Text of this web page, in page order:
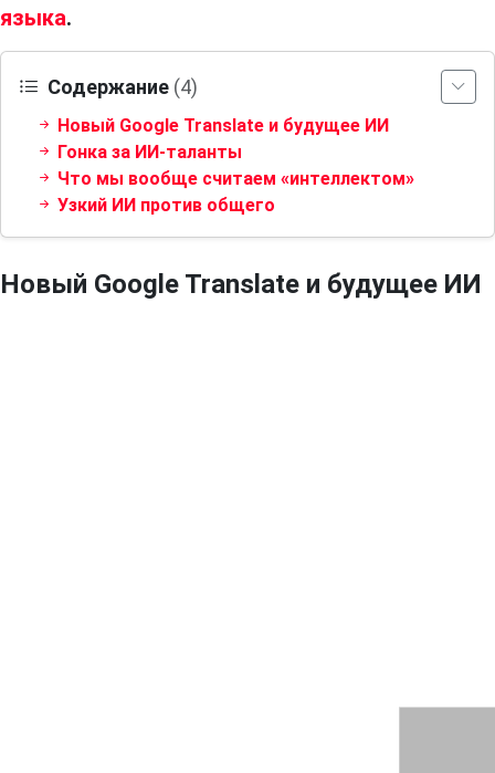
языка.
Содержание (4)
Новый Google Translate и будущее ИИ
Гонка за ИИ-таланты
Что мы вообще считаем «интеллектом»
Узкий ИИ против общего
Новый Google Translate и будущее ИИ